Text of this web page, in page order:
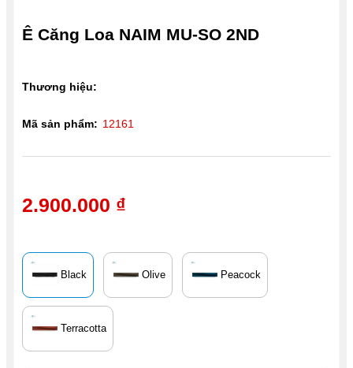
Ê Căng Loa NAIM MU-SO 2ND
Black Olive Peacock
Terracotta
2.900.000 ₫
Thương hiệu:
Mã sản phẩm: 12161